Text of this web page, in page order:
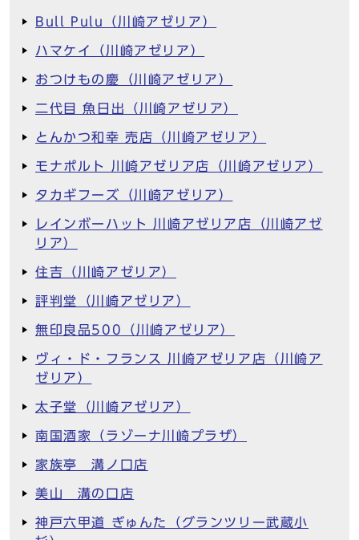
Bull Pulu（川崎アゼリア）
ハマケイ（川崎アゼリア）
おつけもの慶（川崎アゼリア）
二代目 魚日出（川崎アゼリア）
とんかつ和幸 売店（川崎アゼリア）
モナポルト 川崎アゼリア店（川崎アゼリア）
タカギフーズ（川崎アゼリア）
レインボーハット 川崎アゼリア店（川崎アゼ
リア）
住吉（川崎アゼリア）
評判堂（川崎アゼリア）
無印良品500（川崎アゼリア）
ヴィ・ド・フランス 川崎アゼリア店（川崎ア
ゼリア）
太子堂（川崎アゼリア）
南国酒家（ラゾーナ川崎プラザ）
家族亭 溝ノ口店
美山 溝の口店
神戸六甲道 ぎゅんた（グランツリー武蔵小